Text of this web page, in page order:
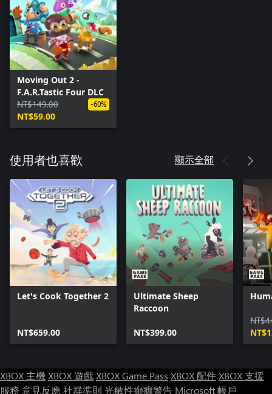
Moving Out 2 -
F.A.R.Tastic Four DLC
NT$149.00
NT$59.00
-60%
使用者也喜歡 顯示全部
Let's Cook Together 2
NT$659.00
Ultimate Sheep
Raccoon
NT$399.00
XBOX 主機XBOX 遊戲XBOX Game Pass XBOX 配件XBOX 支援
服務 意見反應社群準則 光敏性癲癇警告 Microsoft 帳戶